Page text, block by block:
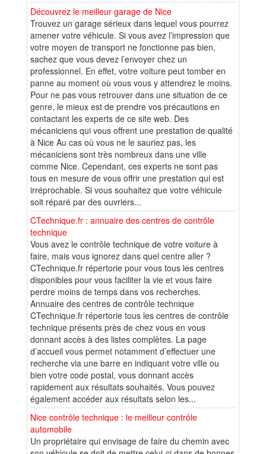
Découvrez le meilleur garage de Nice
Trouvez un garage sérieux dans lequel vous pourrez
amener votre véhicule. Si vous avez l’impression que
votre moyen de transport ne fonctionne pas bien,
sachez que vous devez l’envoyer chez un
professionnel. En effet, votre voiture peut tomber en
panne au moment où vous vous y attendrez le moins.
Pour ne pas vous retrouver dans une situation de ce
genre, le mieux est de prendre vos précautions en
contactant les experts de ce site web. Des
mécaniciens qui vous offrent une prestation de qualité
à Nice Au cas où vous ne le sauriez pas, les
mécaniciens sont très nombreux dans une ville
comme Nice. Cependant, ces experts ne sont pas
tous en mesure de vous offrir une prestation qui est
irréprochable. Si vous souhaitez que votre véhicule
soit réparé par des ouvriers...
CTechnique.fr : annuaire des centres de contrôle
technique
Vous avez le contrôle technique de votre voiture à
faire, mais vous ignorez dans quel centre aller ?
CTechnique.fr répertorie pour vous tous les centres
disponibles pour vous faciliter la vie et vous faire
perdre moins de temps dans vos recherches.
Annuaire des centres de contrôle technique
CTechnique.fr répertorie tous les centres de contrôle
technique présents près de chez vous en vous
donnant accès à des listes complètes. La page
d’accueil vous permet notamment d’effectuer une
recherche via une barre en indiquant votre ville ou
bien votre code postal, vous donnant accès
rapidement aux résultats souhaités. Vous pouvez
également accéder aux résultats selon les...
Nice contrôle technique : le meilleur contrôle
automobile
Un propriétaire qui envisage de faire du chemin avec